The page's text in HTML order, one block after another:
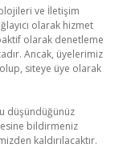
ve İletişim
olarak hizmet
olarak denetleme
Ancak, üyelerimiz
siteye üye olarak
düşündüğünüz
bildirmeniz
kaldırılacaktır.